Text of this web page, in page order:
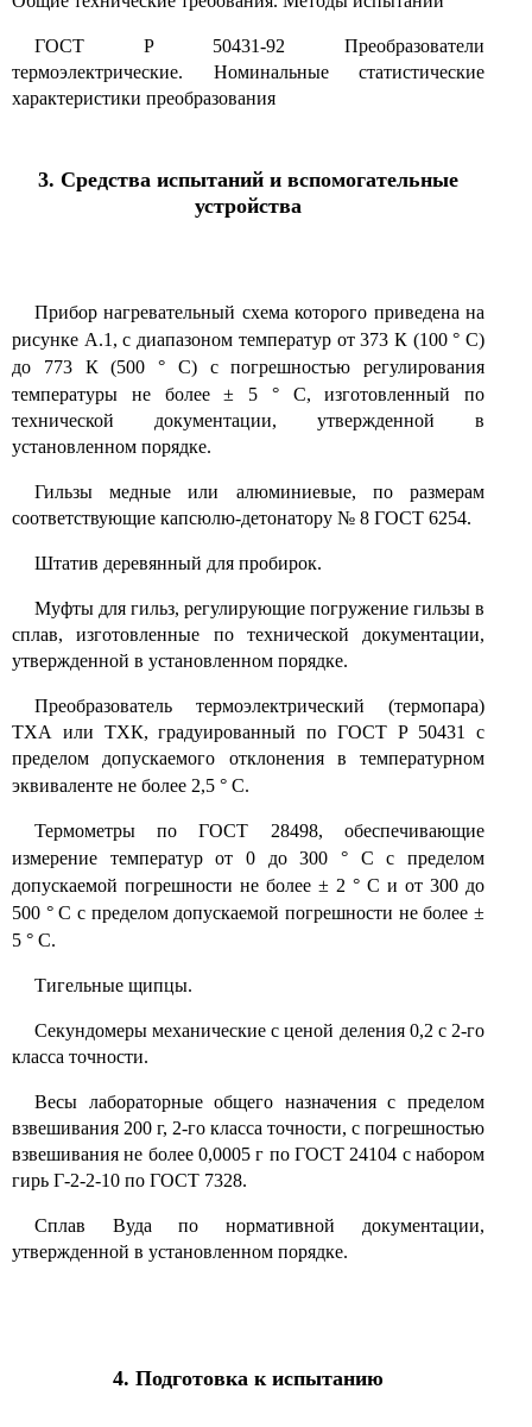
ГОСТ Р 50431-92 Преобразователи
термоэлектрические. Номинальные статистические
характеристики преобразования
3. Средства испытаний и вспомогательные
устройства
Прибор нагревательный схема которого приведена на
рисунке А.1, с диапазоном температур от 373 К (100 ° С)
до 773 К (500
°
С) с погрешностью регулирования
температуры не более± 5 °
С, изготовленный по
технической документации, утвержденной в
установленном порядке.
Гильзы медные или алюминиевые, по размерам
соответствующие капсюлю-детонатору № 8 ГОСТ 6254.
Штатив деревянный для пробирок.
Муфты для гильз, регулирующие погружение гильзы в
сплав, изготовленные по технической документации,
утвержденной в установленном порядке.
Преобразователь термоэлектрический (термопара)
ТХА или ТХК, градуированный по ГОСТ Р 50431 с
пределом допускаемого отклонения в температурном
эквиваленте не более 2,5 ° С.
Термометры по ГОСТ 28498, обеспечивающие
измерение температур от 0 до 300
°
С с пределом
допускаемой погрешности не более ± 2 ° С и от 300 до
500 ° С с пределом допускаемой погрешности не более±
5 ° С.
Тигельные щипцы.
Секундомеры механические с ценой деления 0,2 с 2-го
класса точности.
Весы лабораторные общего назначения с пределом
взвешивания 200 г, 2-го класса точности, с погрешностью
взвешивания не более 0,0005 г по ГОСТ 24104 с набором
гирь Г-2-2-10 по ГОСТ 7328.
Сплав Вуда по нормативной документации,
утвержденной в установленном порядке.
4. Подготовка к испытанию